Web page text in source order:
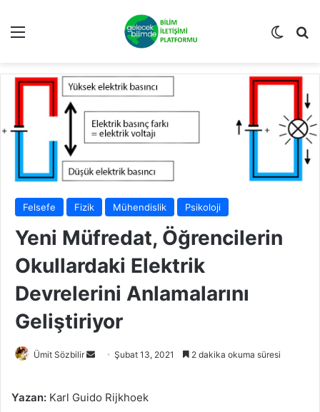
Menü Dış
Felsefe Fizik Mühendislik Psikoloji
Yeni Müfredat, Öğrencilerin
Okullardaki Elektrik
Devrelerini Anlamalarını
Geliştiriyor
Ümit Sözbilir
Bir
göndermek
Şubat 13, 2021 2 dakika okuma süresi
Yazan: Karl Guido Rijkhoek